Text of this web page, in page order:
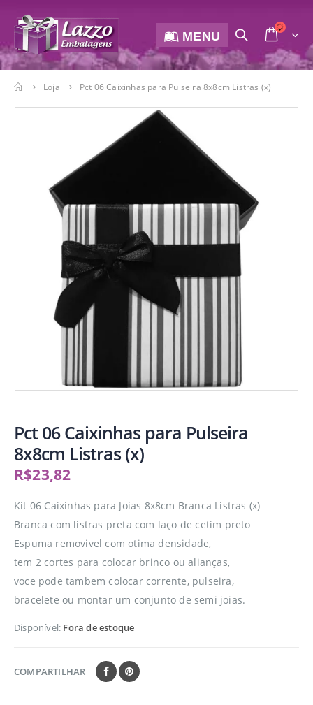
MENU
Loja Pct 06 Caixinhas para Pulseira 8x8cm Listras (x)
Pct 06 Caixinhas para Pulseira
8x8cm Listras (x)
R$23,82
Kit 06 Caixinhas para Joias 8x8cm Branca Listras (x)
Branca com listras preta com laço de cetim preto
Espuma removivel com otima densidade,
tem 2 cortes para colocar brinco ou alianças,
voce pode tambem colocar corrente, pulseira,
bracelete ou montar um conjunto de semi joias.
Disponível: Fora de estoque
COMPARTILHAR